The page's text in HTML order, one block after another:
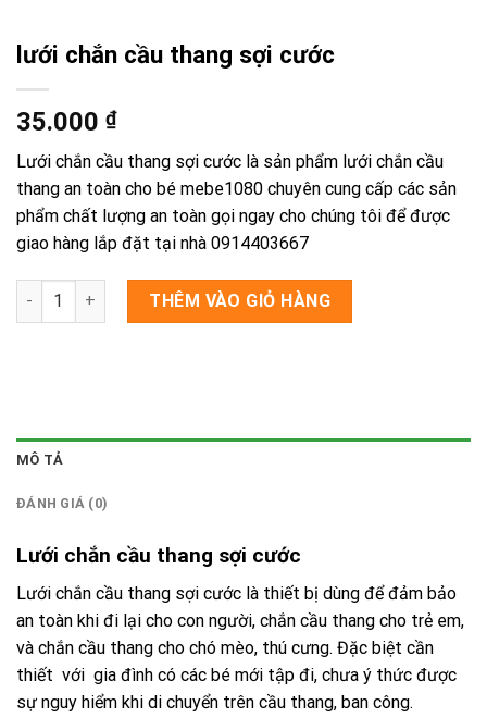
lưới chắn cầu thang sợi cước
35.000 ₫
Lưới chắn cầu thang sợi cước là sản phẩm lưới chắn cầu
thang an toàn cho bé mebe1080 chuyên cung cấp các sản
phẩm chất lượng an toàn gọi ngay cho chúng tôi để được
giao hàng lắp đặt tại nhà 0914403667
lưới chắn cầu thang sợi cước số lượng
THÊM VÀO GIỎ HÀNG
MÔ TẢ
ĐÁNH GIÁ (0)
Lưới chắn cầu thang sợi cước
Lưới chắn cầu thang sợi cước là thiết bị dùng để đảm bảo
an toàn khi đi lại cho con người, chắn cầu thang cho trẻ em,
và chắn cầu thang cho chó mèo, thú cưng. Đặc biệt cần
thiết với gia đình có các bé mới tập đi, chưa ý thức được
sự nguy hiểm khi di chuyển trên cầu thang, ban công.